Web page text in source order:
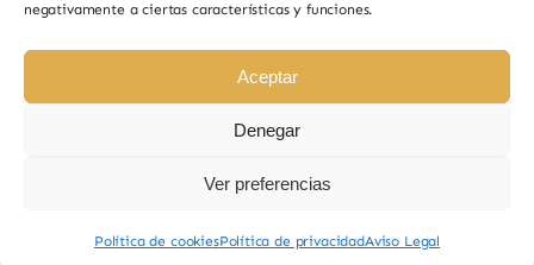
negativamente a ciertas características y funciones.
Aceptar
Denegar
Ver preferencias
Política de cookiesPolítica de privacidadAviso Legal
Todos los derechos reservados • Diseño por
Paginas Web Iván González
Sabor de Sayago en Bermillo de Sayago, productos